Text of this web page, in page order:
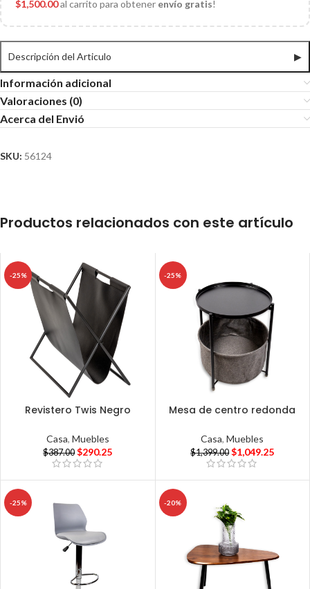
$1,500.00al carrito para obtener envío gratis!
Descripción del Articulo ▶
Información adicional
Valoraciones (0)
Acerca del Envió
SKU: 56124
Productos relacionados con este artículo
-25%
Revistero Twis Negro
Casa, Muebles
$387.00 $290.25
-25%
Mesa de centro redonda
Casa,Muebles
$1,399.00 $1,049.25
-25% -20%